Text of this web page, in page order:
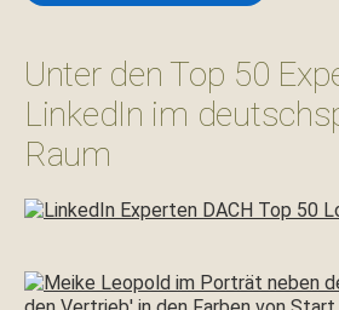
Unter den Top 50
LinkedIn im
Raum